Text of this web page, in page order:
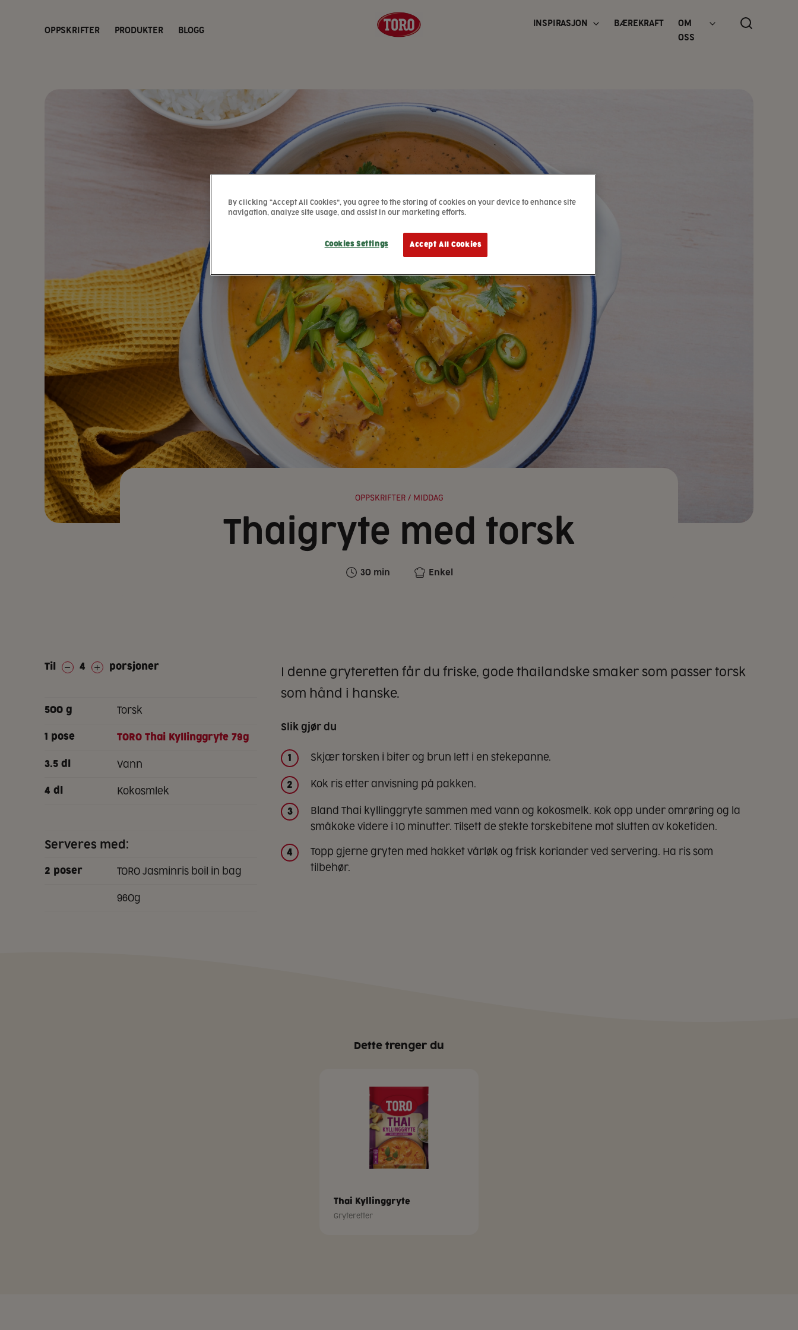
OPPSKRIFTER PRODUKTER BLOGG
INSPIRASJON BÆREKRAFT
OM
OSS
OPPSKRIFTER/ MIDDAG
Thaigryte med torsk
30 min Enkel
Til 4 porsjoner
500 g torsk
1 pose TORO Thai Kyllinggryte 79g
3.5 dl vann
4 dl kokosmlek
Serveres med:
2 poser TORO Jasminris boil in bag
960g
I denne gryteretten får du friske, gode thailandske smaker som passer torsk
som hånd i hanske.
Slik gjør du
1 Skjær torsken i biter og brun lett i en stekepanne.
2 Kok ris etter anvisning på pakken.
3
Bland Thai kyllinggryte sammen med vann og kokosmelk. Kok opp under omrøring og la
småkoke videre i 10 minutter. Tilsett de stekte torskebitene mot slutten av koketiden.
4
Topp gjerne gryten med hakket vårløk og frisk koriander ved servering. Ha ris som
tilbehør.
Dette trenger du
Thai Kyllinggryte
Gryteretter
By clicking “Accept All Cookies”, you agree to the storing of cookies on your device to enhance site
navigation, analyze site usage, and assist in our marketing efforts.
Accept All Cookies
Cookies Settings